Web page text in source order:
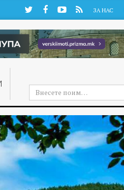
TwitterFacebookYouTube
RSS ЗА НАС